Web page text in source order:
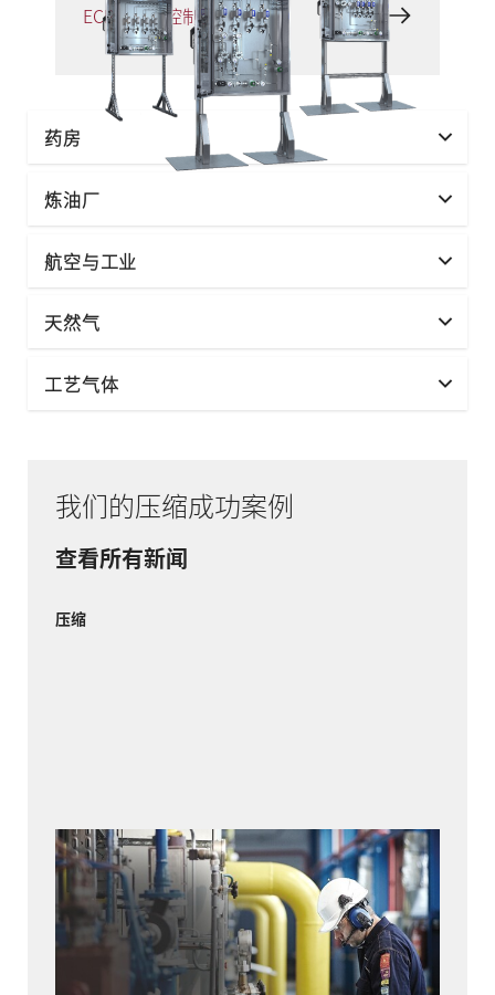
ECP - 排放控制面板
药房
炼油厂
航空与工业
天然气
工艺气体
我们的压缩成功案例
查看所有新闻
压缩
琥珀色网格
考虑到新的液化天然气终端和与邻国网络的连
接，立陶宛的天然气网络正在经历一场变革。为
了确保压缩机设备在可靠性和环保性方面达到最
先进的水平，管道运营商 Amber Grid 越来越依赖